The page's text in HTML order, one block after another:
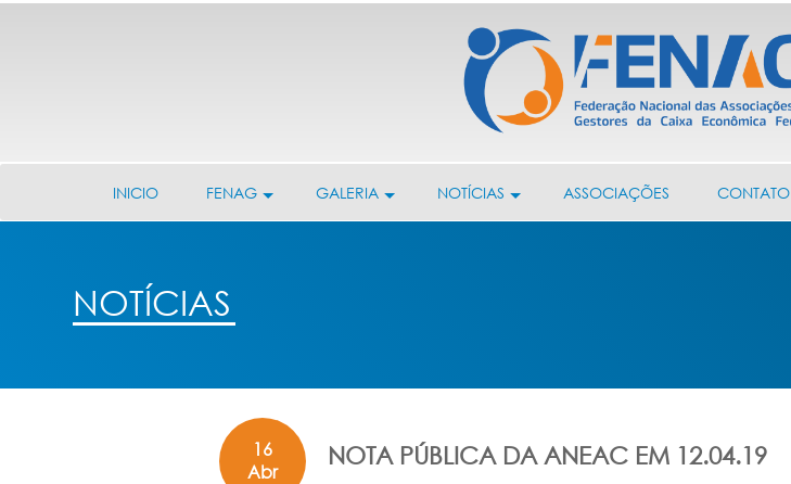
INICIO FENAG GALERIA NOTÍCIAS ASSOCIAÇÕES CONTATO
NOTÍCIAS
16
Abr
NOTA PÚBLICA DA ANEAC EM 12.04.19